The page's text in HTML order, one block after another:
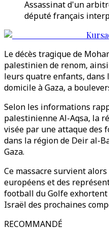
Assassinat d'un
député français
Le décès tragique de
palestinien de renom,
leurs quatre enfants,
domicile à Gaza, a
Selon les informations
palestinienne Al-Aqsa, la
visée par une attaque des
dans la région de Deir al-
Gaza.
Ce massacre survient
européens et des
football du Golfe exhortent
Israël des prochaines
RECOMMANDÉ